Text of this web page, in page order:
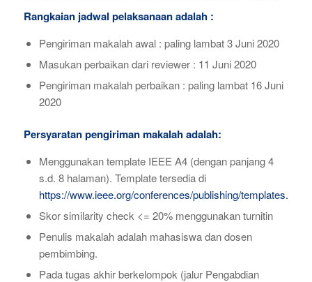
Rangkaian jadwal pelaksanaan adalah :
Pengiriman makalah awal : paling lambat 3 Juni 2020
Masukan perbaikan dari reviewer : 11 Juni 2020
Pengiriman makalah perbaikan : paling lambat 16 Juni
2020
Persyaratan pengiriman makalah adalah:
Menggunakan template IEEE A4 (dengan panjang 4
s.d. 8 halaman). Template tersedia di
https://www.ieee.org/conferences/publishing/templates.html
Skor similarity check <= 20% menggunakan turnitin
Penulis makalah adalah mahasiswa dan dosen
pembimbing.
Pada tugas akhir berkelompok (jalur Pengabdian